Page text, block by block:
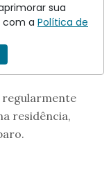
regularmente
residência,
sua
com a Política de